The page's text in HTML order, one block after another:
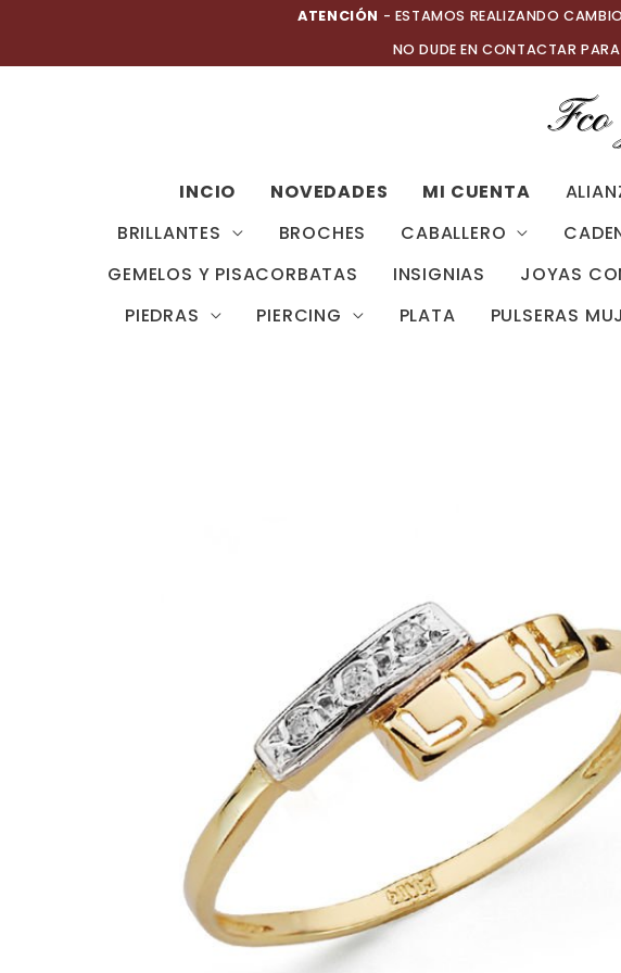
contenido
ATENCIÓN - ESTAMOS REALIZANDO
NO DUDE EN CONTACTAR
INCIO NOVEDADES MI CUENTA
BRILLANTES
BROCHES CABALLERO
GEMELOS Y PISACORBATAS
INSIGNIAS JOYAS
PIEDRAS
PIERCING PLATA PULSERAS